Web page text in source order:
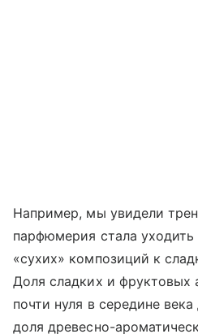
Например, мы увидели
парфюмерия стала уходить
«сухих» композиций к
Доля сладких и фруктовых
почти нуля в середине
доля древесно-